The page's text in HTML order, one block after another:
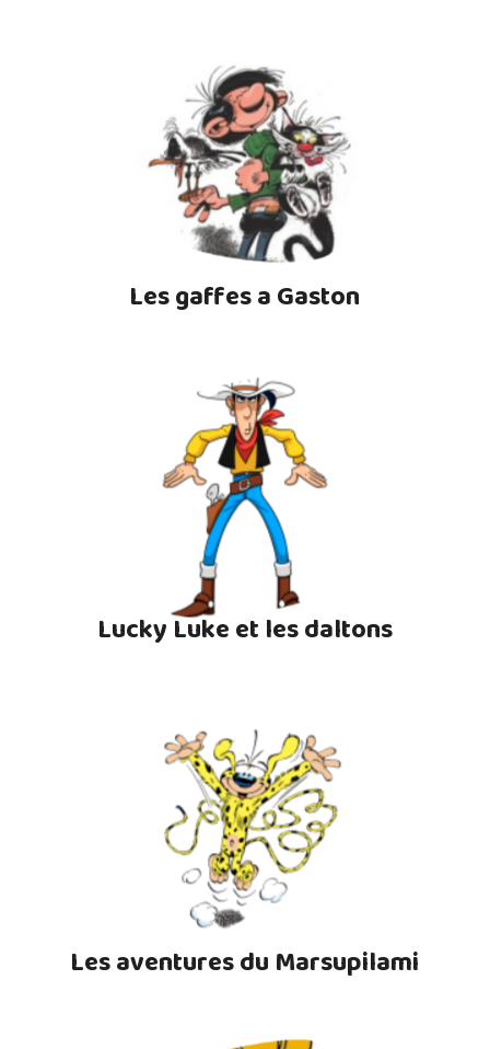
Les gaffes a Gaston
Lucky Luke et les daltons
Les aventures du Marsupilami